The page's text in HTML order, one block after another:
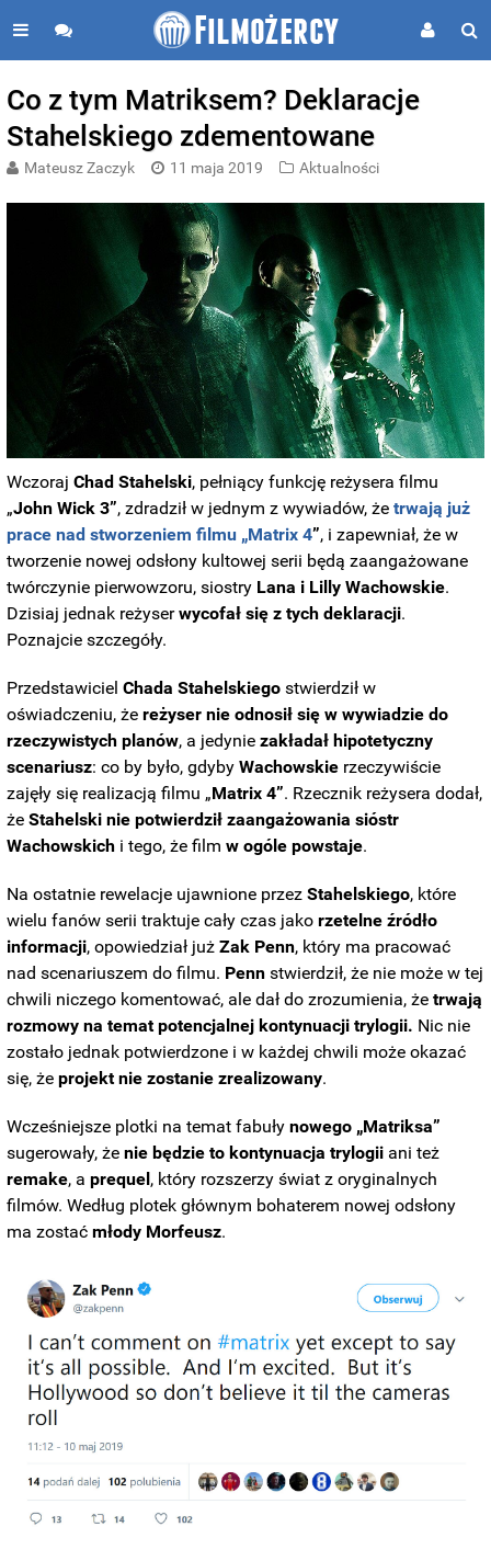
Co z tym Matriksem? Deklaracje
Stahelskiego zdementowane
Mateusz Zaczyk 11 maja 2019 Aktualności
WczorajChad Stahelski, pełniący funkcję reżysera filmu
„John Wick 3”, zdradził w jednym z wywiadów, żetrwają już
prace nad stworzeniem filmu „Matrix 4”, i zapewniał, że w
tworzenie nowej odsłony kultowej serii będą zaangażowane
twórczynie pierwowzoru, siostry Lana i Lilly Wachowskie.
Dzisiaj jednak reżyserwycofał się z tych deklaracji.
Poznajcie szczegóły.
PrzedstawicielChada Stahelskiego stwierdził w
oświadczeniu, żereżyser nie odnosił się w wywiadzie do
rzeczywistych planów, a jedyniezakładał hipotetyczny
scenariusz: co by było, gdybyWachowskie rzeczywiście
zajęły się realizacją filmu „Matrix 4”. Rzecznik reżysera dodał,
żeStahelski nie potwierdził zaangażowania sióstr
Wachowskich i tego, że filmw ogóle powstaje.
Na ostatnie rewelacje ujawnione przezStahelskiego, które
wielu fanów serii traktuje cały czas jakorzetelne źródło
informacji, opowiedział jużZak Penn, który ma pracować
nad scenariuszem do filmu. Penn stwierdził, że nie może w tej
chwili niczego komentować, ale dał do zrozumienia, że trwają
rozmowy na temat potencjalnej kontynuacji trylogii. Nic nie
zostało jednak potwierdzone i w każdej chwili może okazać
się, żeprojekt nie zostanie zrealizowany.
Wcześniejsze plotki na temat fabułynowego „Matriksa”
sugerowały, żenie będzie to kontynuacja trylogii ani też
remake, aprequel , który rozszerzy świat z oryginalnych
filmów. Według plotek głównym bohaterem nowej odsłony
ma zostaćmłody Morfeusz.